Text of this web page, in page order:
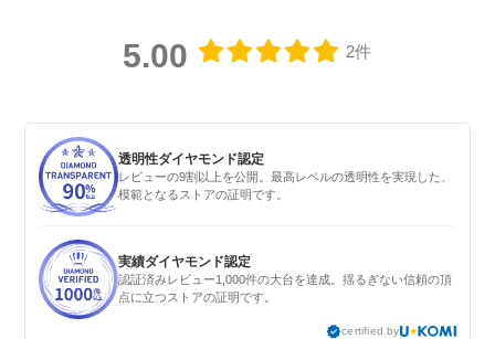
5.00 2件
透明性ダイヤモンド認定
レビューの9割以上を公開。最高レベルの透明性を実現した、
模範となるストアの証明です。
実績ダイヤモンド認定
認証済みレビュー1,000件の大台を達成。揺るぎない信頼の頂
点に立つストアの証明です。
certified by